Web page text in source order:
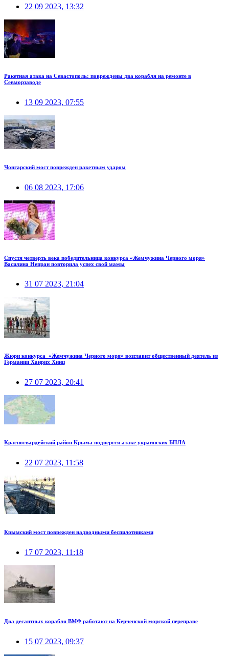
22 09 2023, 13:32
Ракетная атака на Севастополь: повреждены два корабля на ремонте в
Севморзаводе
13 09 2023, 07:55
Чонгарский мост поврежден ракетным ударом
06 08 2023, 17:06
Спустя четверть века победительница конкурса «Жемчужина Черного моря»
Василина Непран повторила успех свой мамы
31 07 2023, 21:04
Жюри конкурса «Жемчужина Черного моря» возглавит общественный деятель из
Германии Ханрих Хинц
27 07 2023, 20:41
Красногвардейский район Крыма подвергся атаке украинских БПЛА
22 07 2023, 11:58
Крымский мост поврежден надводными беспилотниками
17 07 2023, 11:18
Два десантных корабля ВМФ работают на Керченской морской переправе
15 07 2023, 09:37